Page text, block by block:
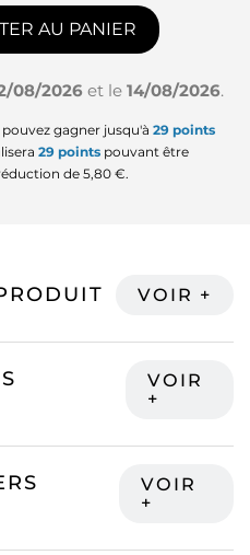
AU PANIER
08/2026 et le 14/08/2026.
gagner jusqu'à 29 points
29 points pouvant être
de 5,80 €.